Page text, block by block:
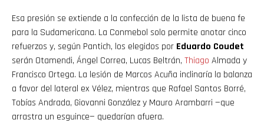
Esa presión se extiende a la confección de la lista de buena fe
para la Sudamericana. La Conmebol solo permite anotar cinco
refuerzos y, según Pantich, los elegidos por Eduardo Coudet
serán Otamendi, Ángel Correa, Lucas Beltrán, Thiago Almada y
Francisco Ortega. La lesión de Marcos Acuña inclinaría la balanza
a favor del lateral ex Vélez, mientras que Rafael Santos Borré,
Tobías Andrada, Giovanni González y Mauro Arambarri —que
arrastra un esguince— quedarían afuera.